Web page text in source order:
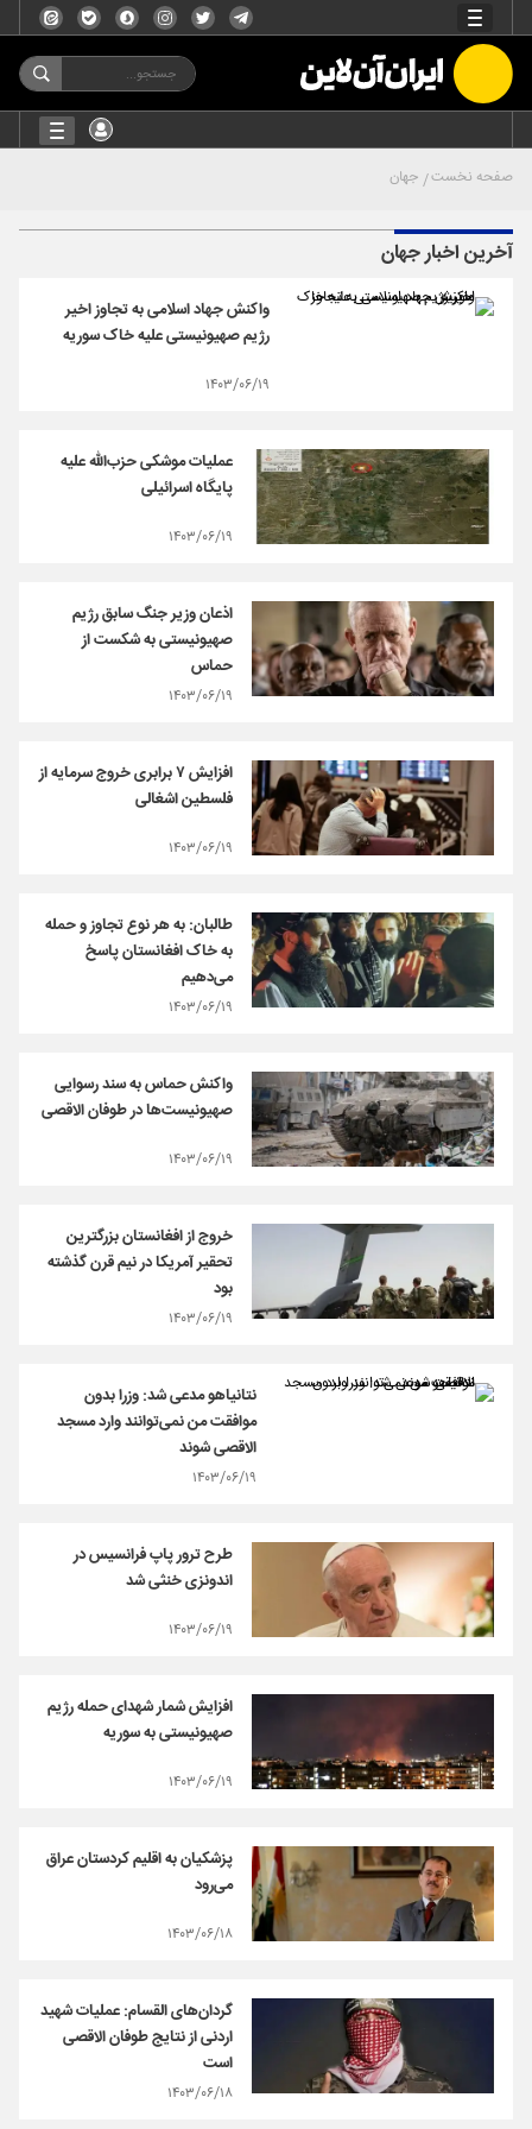
صفحه نخست جهان
آخرین اخبار جهان
واکنش جهاد اسلامی به تجاوز اخیر
رژیم صهیونیستی علیه خاک سوریه
۱۴۰۳/۰۶/۱۹
عملیات موشکی حزب‌الله علیه
پایگاه اسرائیلی
۱۴۰۳/۰۶/۱۹
اذعان وزیر جنگ سابق رژیم
صهیونیستی به شکست از
حماس
۱۴۰۳/۰۶/۱۹
افزایش ۷ برابری خروج سرمایه از
فلسطین اشغالی
۱۴۰۳/۰۶/۱۹
طالبان: به هر نوع تجاوز و حمله
به خاک افغانستان پاسخ
می‌دهیم
۱۴۰۳/۰۶/۱۹
واکنش حماس به سند رسوایی
صهیونیست‌ها در طوفان الاقصی
۱۴۰۳/۰۶/۱۹
خروج از افغانستان بزرگترین
تحقیر آمریکا در نیم قرن گذشته
بود
۱۴۰۳/۰۶/۱۹
نتانیاهو مدعی شد: وزرا بدون
موافقت من نمی‌توانند وارد مسجد
الاقصی شوند
۱۴۰۳/۰۶/۱۹
طرح ترور پاپ فرانسیس در
اندونزی خنثی شد
۱۴۰۳/۰۶/۱۹
افزایش شمار شهدای حمله رژیم
صهیونیستی به سوریه
۱۴۰۳/۰۶/۱۹
پزشکیان به اقلیم کردستان عراق
می‌رود
۱۴۰۳/۰۶/۱۸
گردان‌های القسام: عملیات شهید
اردنی از نتایج طوفان الاقصی
است
۱۴۰۳/۰۶/۱۸